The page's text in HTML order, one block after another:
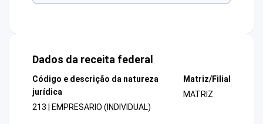
Dados da receita federal
Código e descrição da natureza
jurídica
213 | EMPRESARIO (INDIVIDUAL)
Matriz/Filial
MATRIZ